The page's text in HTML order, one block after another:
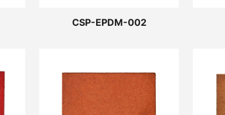
CSP-EPDM-002